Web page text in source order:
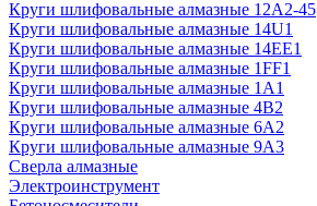
Круги шлифовальные алмазные 12А2-45
Круги шлифовальные алмазные 14U1
Круги шлифовальные алмазные 14ЕЕ1
Круги шлифовальные алмазные 1FF1
Круги шлифовальные алмазные 1А1
Круги шлифовальные алмазные 4В2
Круги шлифовальные алмазные 6A2
Круги шлифовальные алмазные 9А3
Сверла алмазные
Электроинструмент